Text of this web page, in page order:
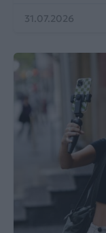
31.07.2026